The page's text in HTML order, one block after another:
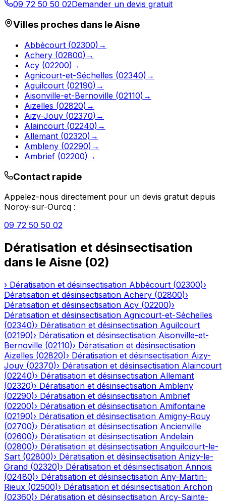
09 72 50 50 02Demander un devis gratuit
Villes proches dans leAisne
Abbécourt (02300) →
Achery (02800) →
Acy (02200) →
Agnicourt-et-Séchelles (02340) →
Aguilcourt (02190) →
Aisonville-et-Bernoville (02110) →
Aizelles (02820) →
Aizy-Jouy (02370) →
Alaincourt (02240) →
Allemant (02320) →
Ambleny (02290) →
Ambrief (02200) →
Contact rapide
Appelez-nous directement pour un devis gratuit depuis
Noroy-sur-Ourcq :
09 72 50 50 02
Dératisation et désinsectisation
dans le Aisne (02)
› Dératisation et désinsectisation Abbécourt (02300)›
Dératisation et désinsectisation Achery (02800)›
Dératisation et désinsectisation Acy (02200)›
Dératisation et désinsectisation Agnicourt-et-Séchelles
(02340)› Dératisation et désinsectisation Aguilcourt
(02190)› Dératisation et désinsectisation Aisonville-et-
Bernoville (02110)› Dératisation et désinsectisation
Aizelles (02820)› Dératisation et désinsectisation Aizy-
Jouy (02370)› Dératisation et désinsectisation Alaincourt
(02240)› Dératisation et désinsectisation Allemant
(02320)› Dératisation et désinsectisation Ambleny
(02290)› Dératisation et désinsectisation Ambrief
(02200)› Dératisation et désinsectisation Amifontaine
(02190)› Dératisation et désinsectisation Amigny-Rouy
(02700)› Dératisation et désinsectisation Ancienville
(02600)› Dératisation et désinsectisation Andelain
(02800)› Dératisation et désinsectisation Anguilcourt-le-
Sart (02800)› Dératisation et désinsectisation Anizy-le-
Grand (02320)› Dératisation et désinsectisation Annois
(02480)› Dératisation et désinsectisation Any-Martin-
Rieux (02500)› Dératisation et désinsectisation Archon
(02360)› Dératisation et désinsectisation Arcy-Sainte-